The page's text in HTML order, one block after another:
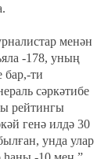
менән
-178, уның
бар,-ти
сәркәтибе
рейтингы
генә илдә 30
унда улар